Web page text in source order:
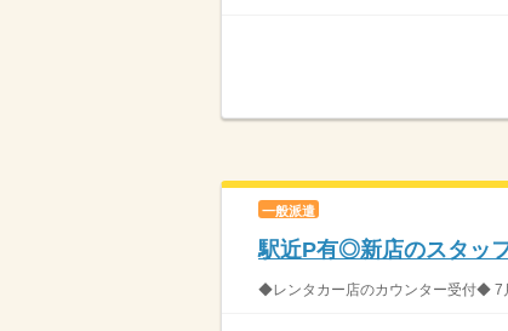
一般派遣
駅近P有◎新店のスタッ
◆レンタカー店のカウンター受付◆ 7